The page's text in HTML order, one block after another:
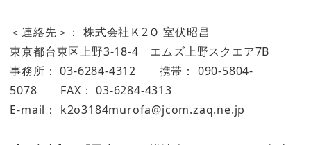
＜連絡先＞： 株式会社Ｋ2Ｏ 室伏昭昌
東京都台東区上野3-18-4 エムズ上野スクエア7B
事務所： 03-6284-4312 携帯： 090-5804-
5078 FAX： 03-6284-4313
E-mail： k2o3184murofa@jcom.zaq.ne.jp